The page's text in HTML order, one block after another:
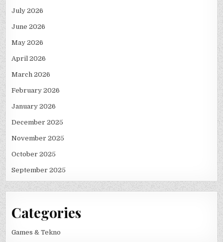
July 2026
June 2026
May 2026
April 2026
March 2026
February 2026
January 2026
December 2025
November 2025
October 2025
September 2025
Categories
Games & Tekno